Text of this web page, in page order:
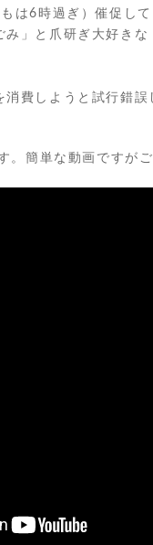
は6時過ぎ）催促し
み」と爪研ぎ大好き
消費しようと試行錯
簡単な動画ですがご